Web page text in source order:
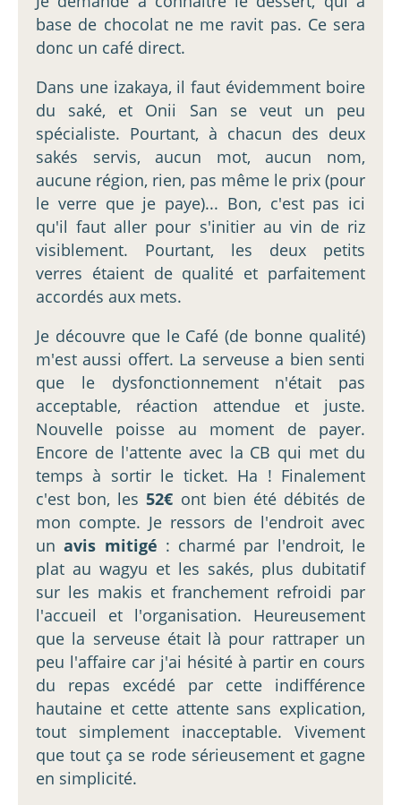
base de chocolat ne me ravit pas. Ce sera
donc un café direct.
Dans une izakaya, il faut évidemment boire
du saké, et Onii San se veut un peu
spécialiste. Pourtant, à chacun des deux
sakés servis, aucun mot, aucun nom,
aucune région, rien, pas même le prix (pour
le verre que je paye)... Bon, c'est pas ici
qu'il faut aller pour s'initier au vin de riz
visiblement. Pourtant, les deux petits
verres étaient de qualité et parfaitement
accordés aux mets.
Je découvre que le Café (de bonne qualité)
m'est aussi offert. La serveuse a bien senti
que le dysfonctionnement n'était pas
acceptable, réaction attendue et juste.
Nouvelle poisse au moment de payer.
Encore de l'attente avec la CB qui met du
temps à sortir le ticket. Ha ! Finalement
c'est bon, les52€ ont bien été débités de
mon compte. Je ressors de l'endroit avec
unavis mitigé : charmé par l'endroit, le
plat au wagyu et les sakés, plus dubitatif
sur les makis et franchement refroidi par
l'accueil et l'organisation. Heureusement
que la serveuse était là pour rattraper un
peu l'affaire car j'ai hésité à partir en cours
du repas excédé par cette indifférence
hautaine et cette attente sans explication,
tout simplement inacceptable. Vivement
que tout ça se rode sérieusement et gagne
en simplicité.